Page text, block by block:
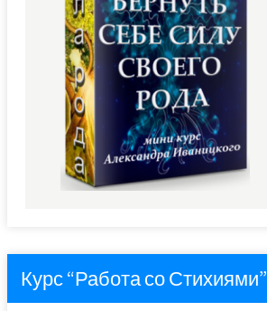
Курс “Работа со Стихиями”